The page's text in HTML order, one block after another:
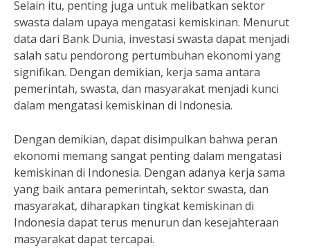
Selain itu, penting juga untuk melibatkan sektor
swasta dalam upaya mengatasi kemiskinan. Menurut
data dari Bank Dunia, investasi swasta dapat menjadi
salah satu pendorong pertumbuhan ekonomi yang
signifikan. Dengan demikian, kerja sama antara
pemerintah, swasta, dan masyarakat menjadi kunci
dalam mengatasi kemiskinan di Indonesia.
Dengan demikian, dapat disimpulkan bahwa peran
ekonomi memang sangat penting dalam mengatasi
kemiskinan di Indonesia. Dengan adanya kerja sama
yang baik antara pemerintah, sektor swasta, dan
masyarakat, diharapkan tingkat kemiskinan di
Indonesia dapat terus menurun dan kesejahteraan
masyarakat dapat tercapai.